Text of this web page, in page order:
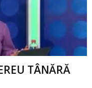
TÂNĂRĂ